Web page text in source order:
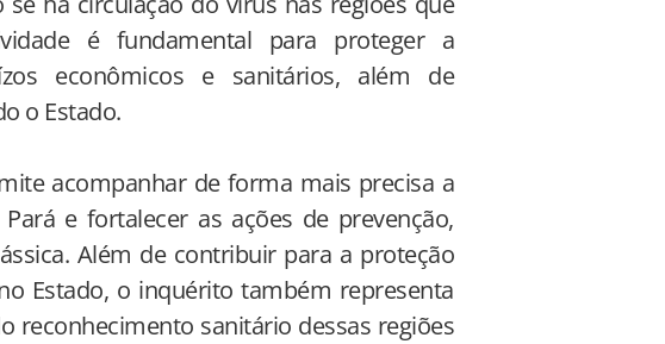
é fundamental para proteger a
econômicos e sanitários, além de
o Estado.
acompanhar de forma mais precisa a
e fortalecer as ações de prevenção,
Além de contribuir para a proteção
Estado, o inquérito também representa
reconhecimento sanitário dessas regiões